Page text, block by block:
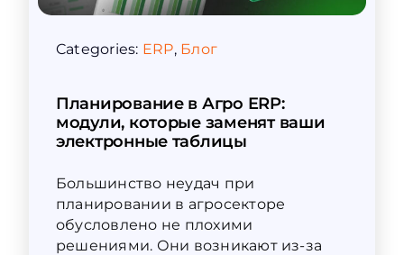
Categories: ERP, Блог
Планирование в Агро ERP:
модули, которые заменят ваши
электронные таблицы
Большинство неудач при
планировании в агросекторе
обусловлено не плохими
решениями. Они возникают из-за